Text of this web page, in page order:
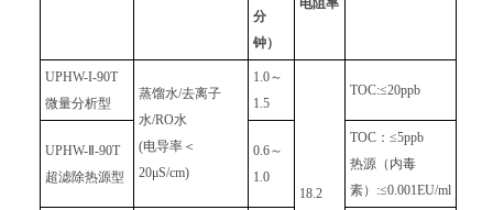
分
钟）
电阻率
UPHW-I-90T
微量分析型
蒸馏水/去离子
水/RO水
(电导率＜
20μS/cm)
1.0～
1.5
18.2
TOC:≤20ppb
UPHW-Ⅱ-90T
超滤除热源型
0.6～
1.0
TOC：≤5ppb
热源（内毒
素）:≤0.001EU/ml